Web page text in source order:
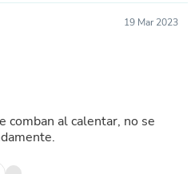
19 Mar 2023
comban al calentar, no se